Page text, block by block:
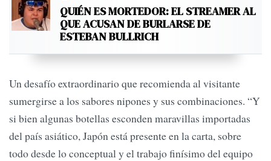
QUIÉN ES MORTEDOR: EL STREAMER AL
QUE ACUSAN DE BURLARSE DE
ESTEBAN BULLRICH
Un desafío extraordinario que recomienda al visitante
sumergirse a los sabores nipones y sus combinaciones. “Y
si bien algunas botellas esconden maravillas importadas
del país asiático, Japón está presente en la carta, sobre
todo desde lo conceptual y el trabajo finísimo del equipo